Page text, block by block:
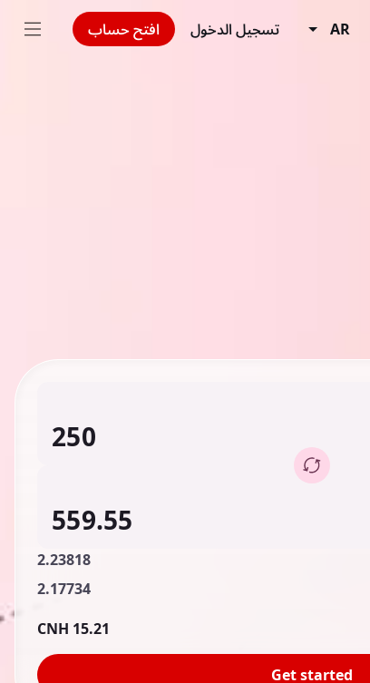
AR تسجيل الدخول افتح حساب
2.23818
2.17734
15.21 CNH
Get started